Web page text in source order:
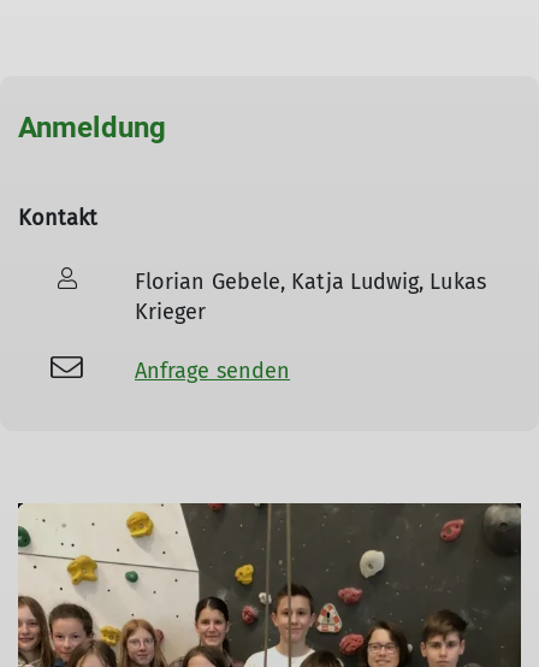
Anmeldung
Kontakt
Florian Gebele, Katja Ludwig, Lukas
Krieger
Anfrage senden